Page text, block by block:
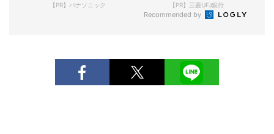
【PR】パナソニック 【PR】三菱UFJ銀行
Recommended by